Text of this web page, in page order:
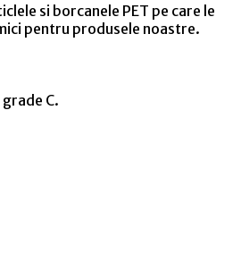
si borcanele PET pe care le
pentru produsele noastre.
C.